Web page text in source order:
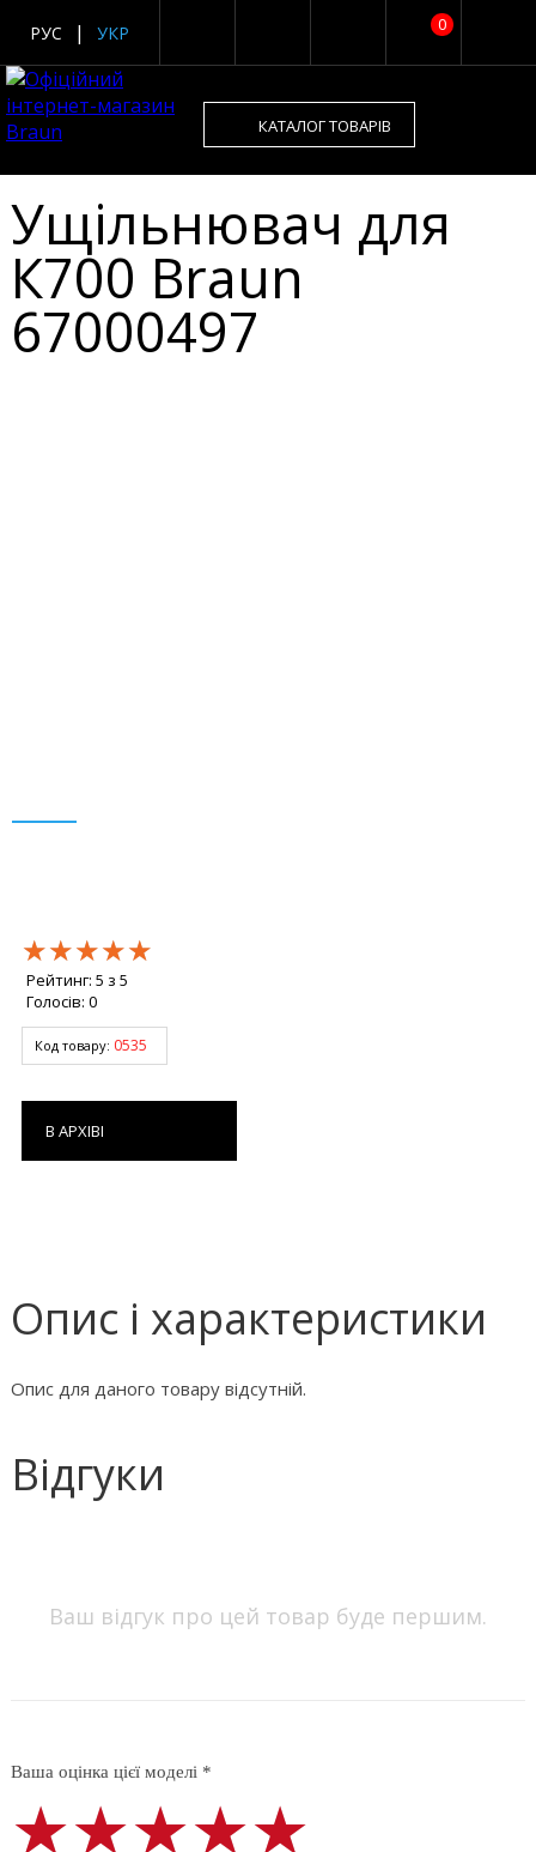
0
РУС УКР
КАТАЛОГ ТОВАРІВ
Ущільнювач для
К700 Braun
67000497
★★★★★
★★★★★
★★★★★
Рейтинг: 5 з 5
Голосів: 0
Код товару: 0535
В АРХІВІ
Опис і характеристики
Опис для даного товару відсутній.
Відгуки
Ваш відгук про цей товар буде першим.
Ваша оцінка цієї моделі *
★★★★★
★★★★★
★★★★★